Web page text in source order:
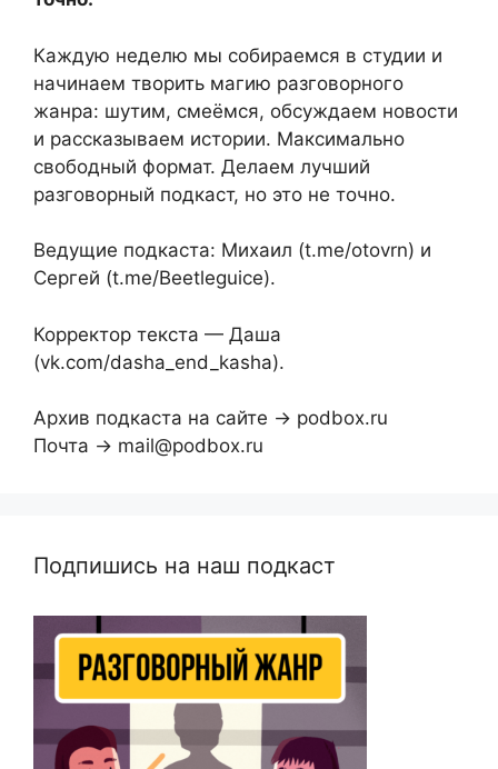
Каждую неделю мы собираемся в студии и
начинаем творить магию разговорного
жанра: шутим, смеёмся, обсуждаем новости
и рассказываем истории. Максимально
свободный формат. Делаем лучший
разговорный подкаст, но это не точно.
Ведущие подкаста: Михаил (t.me/otovrn) и
Сергей (t.me/Beetleguice).
Корректор текста — Даша
(vk.com/dasha_end_kasha).
Архив подкаста на сайте → podbox.ru
Почта → mail@podbox.ru
Подпишись на наш подкаст